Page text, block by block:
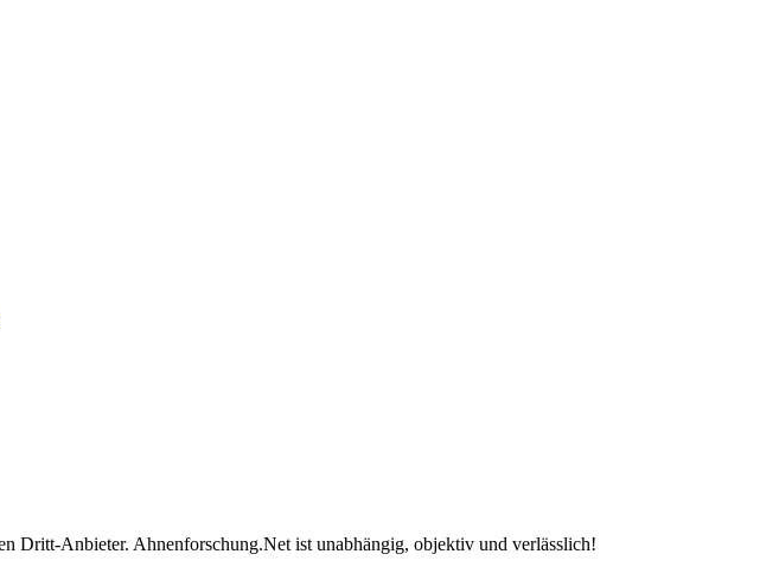
Dritt-Anbieter. Ahnenforschung.Net ist unabhängig, objektiv und verlässlich!